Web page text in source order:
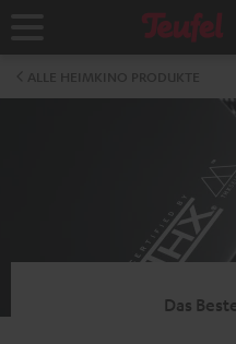
Startseite
Das